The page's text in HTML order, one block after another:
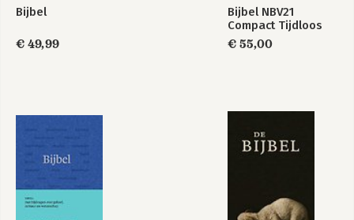
Bijbel
€ 49,99
Bijbel NBV21
Compact Tijdloos
€ 55,00